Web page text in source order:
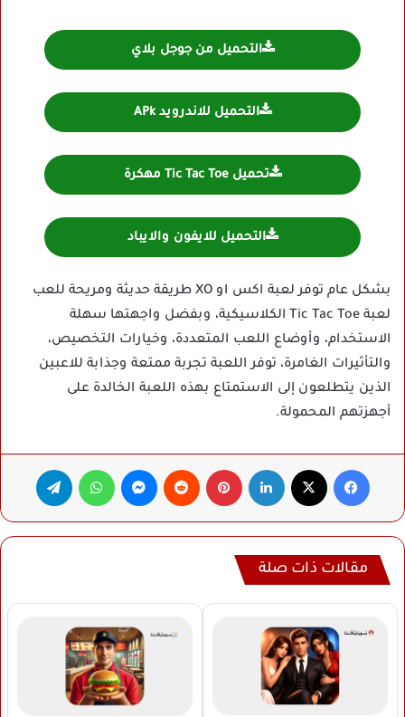
التحميل من جوجل بلاي
التحميل للاندرويد APk
تحميل Tic Tac Toe مهكرة
التحميل للايفون والايباد
بشكل عام توفر لعبة اكس او XO طريقة حديثة ومريحة للعب
لعبة Tic Tac Toe الكلاسيكية، وبفضل واجهتها سهلة
الاستخدام، وأوضاع اللعب المتعددة، وخيارات التخصيص،
والتأثيرات الغامرة، توفر اللعبة تجربة ممتعة وجذابة للاعبين
الذين يتطلعون إلى الاستمتاع بهذه اللعبة الخالدة على
أجهزتهم المحمولة.
فيسبوك لينكدإن بينتيريست ماسنجر واتساب
مقالات ذات صلة